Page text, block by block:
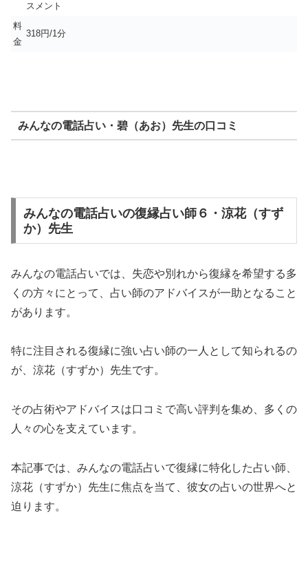
スメント
料
金
318円/1分
みんなの電話占い・碧（あお）先生の口コミ
みんなの電話占いの復縁占い師６・涼花（すず
か）先生
みんなの電話占いでは、失恋や別れから復縁を希望する多
くの方々にとって、占い師のアドバイスが一助となること
があります。
特に注目される復縁に強い占い師の一人として知られるの
が、涼花（すずか）先生です。
その占術やアドバイスは口コミで高い評判を集め、多くの
人々の心を支えています。
本記事では、みんなの電話占いで復縁に特化した占い師、
涼花（すずか）先生に焦点を当て、彼女の占いの世界へと
迫ります。